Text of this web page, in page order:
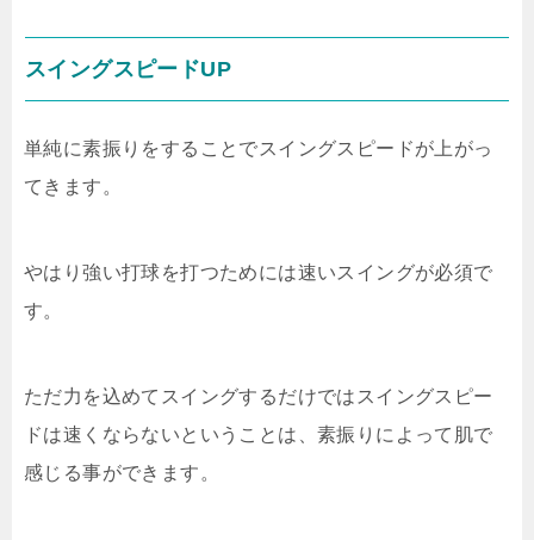
スイングスピードUP
単純に素振りをすることでスイングスピードが上がっ
てきます。
やはり強い打球を打つためには速いスイングが必須で
す。
ただ力を込めてスイングするだけではスイングスピー
ドは速くならないということは、素振りによって肌で
感じる事ができます。